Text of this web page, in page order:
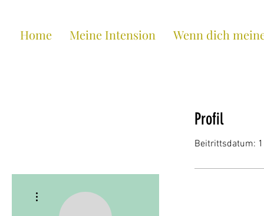
Home Meine Intension Wenn dich
Profil
Beitrittsdatum: